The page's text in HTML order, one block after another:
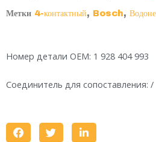
Метки 4-контактный, Bosch,
Номер детали OEM: 1 928 404 993
Соединитель для сопоставления: /